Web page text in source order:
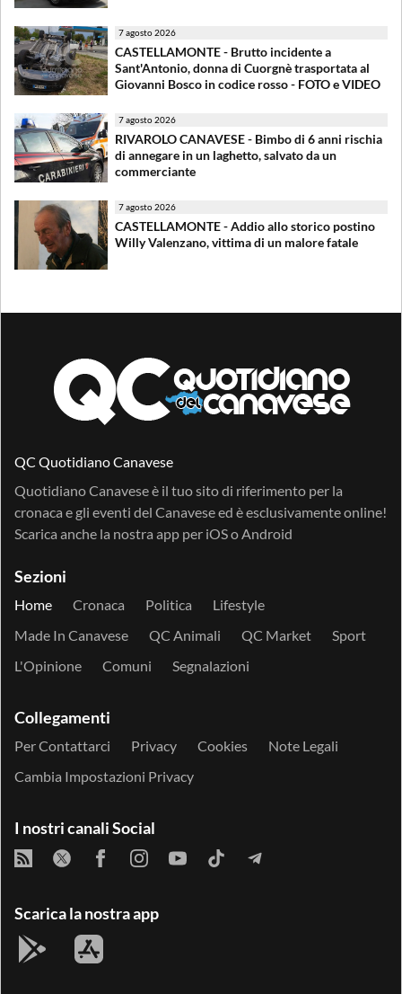
7 agosto 2026
CASTELLAMONTE - Brutto incidente a
Sant'Antonio, donna di Cuorgnè trasportata al
Giovanni Bosco in codice rosso - FOTO e VIDEO
7 agosto 2026
RIVAROLO CANAVESE - Bimbo di 6 anni rischia
di annegare in un laghetto, salvato da un
commerciante
7 agosto 2026
CASTELLAMONTE - Addio allo storico postino
Willy Valenzano, vittima di un malore fatale
QC Quotidiano Canavese
Quotidiano Canavese è il tuo sito di riferimento per la
cronaca e gli eventi del Canavese ed è esclusivamente online!
Scarica anche la nostra app per iOSo Android
Sezioni
Home Cronaca Politica
Lifestyle
Made In Canavese
QC Animali QC Market
Sport
L'Opinione
Comuni Segnalazioni
Collegamenti
Per Contattarci Privacy Cookies
Note Legali
Cambia Impostazioni Privacy
I nostri canali Social
Scarica la nostra app